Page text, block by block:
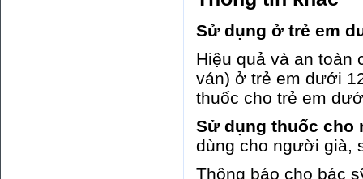
Sử dụng ở trẻ em
Hiệu quả và an toàn
ván) ở trẻ em dưới
thuốc cho trẻ em
Sử dụng thuốc cho
dùng cho người già,
Thông báo cho bác